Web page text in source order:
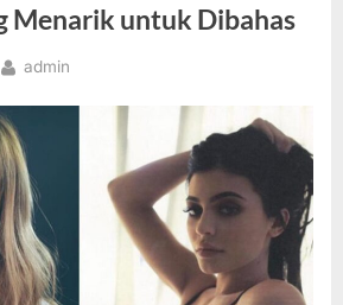
Menarik untuk Dibahas
By
admin